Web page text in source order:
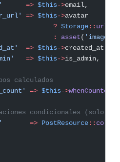
      =>
$this->email,
=> $this->avatar
?
Storage:: url
:
asset( 'images/
  =>
$this->created_at
   =>
$this->is_admin,
calculados
=> $this->whenCounted
condicionales (solo si
       =>
PostResource::